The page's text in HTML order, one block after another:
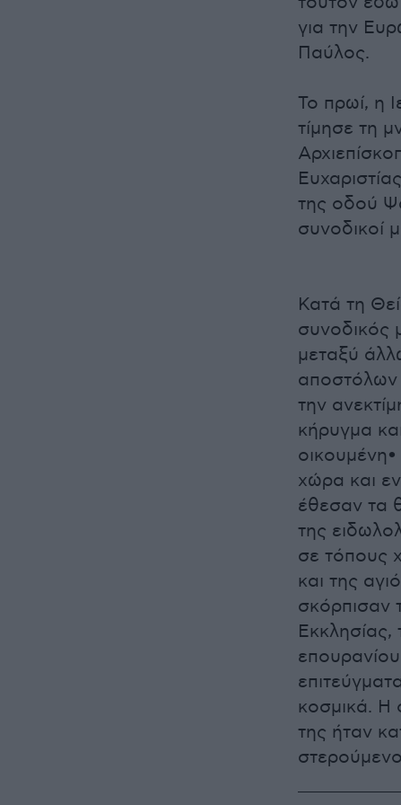
για την
Παύλος.
Το πρωί, η
τίμησε τη
της οδού
συνοδικοί
Κατά τη
συνοδικός
μεταξύ
αποστόλων
την
κήρυγμα
χώρα και
έθεσαν τα
της
σε τόπους
και της
σκόρπισαν
Εκκλησίας,
κοσμικά. Η
της ήταν